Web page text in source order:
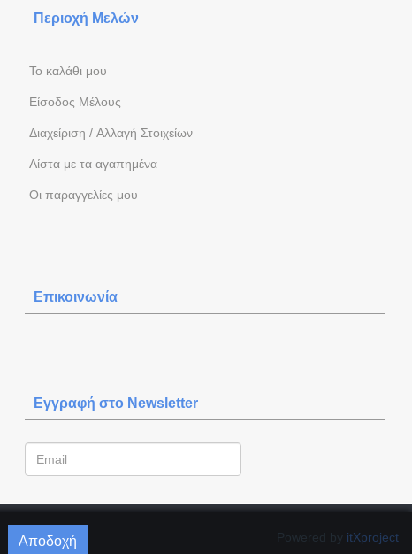
Αποδοχή
Περιοχή Mελών
To καλάθι μου
Eίσοδος Μέλους
Διαχείριση / Aλλαγή Στοιχείων
Λίστα με τα αγαπημένα
Oι παραγγελίες μου
Επικοινωνία
Εγγραφή στο Newsletter
Powered by itXproject